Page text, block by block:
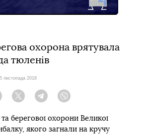
охорона врятувала
тюленів
листопада 2018
Facebook Twitter Telegram
берегової охорони Великої
якого загнали на кручу